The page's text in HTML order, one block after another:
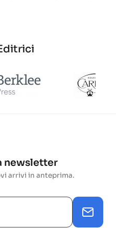
newsletter
arrivi in anteprima.